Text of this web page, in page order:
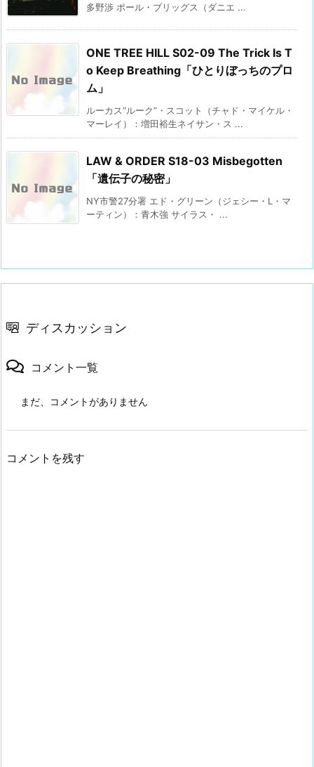
多野渉 ポール・ブリッグス（ダニエ ...
ONE TREE HILL S02-09 The Trick Is T
o Keep Breathing「ひとりぼっちのプロ
ム」
ルーカス“ルーク”・スコット（チャド・マイケル・
マーレイ）：増田裕生ネイサン・ス ...
LAW & ORDER S18-03 Misbegotten
「遺伝子の秘密」
NY市警27分署 エド・グリーン（ジェシー・L・マ
ーティン）：青木強 サイラス・ ...
ディスカッション
コメント一覧
まだ、コメントがありません
コメントを残す